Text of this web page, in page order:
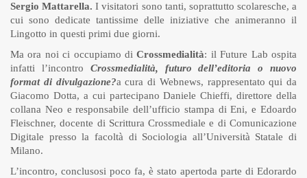
Sergio Mattarella. I visitatori sono tanti, soprattutto scolaresche, a
cui sono dedicate tantissime delle iniziative che animeranno il
Lingotto in questi primi due giorni.
Ma ora noi ci occupiamo diCrossmedialità: il Future Lab ospita
infatti l’incontro Crossmedialità, futuro dell’editoria o nuovo
format di divulgazione?a cura di Webnews, rappresentato qui da
Giacomo Dotta, a cui partecipano Daniele Chieffi, direttore della
collana Neo e responsabile dell’ufficio stampa di Eni, e Edoardo
Fleischner, docente di Scrittura Crossmediale e di Comunicazione
Digitale presso la facoltà di Sociologia all’Università Statale di
Milano.
L’incontro, conclusosi poco fa, è stato apertoda parte di Edorardo